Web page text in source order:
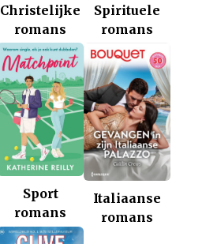
Christelijke
romans
Spirituele
romans
Sport
romans
Italiaanse
romans